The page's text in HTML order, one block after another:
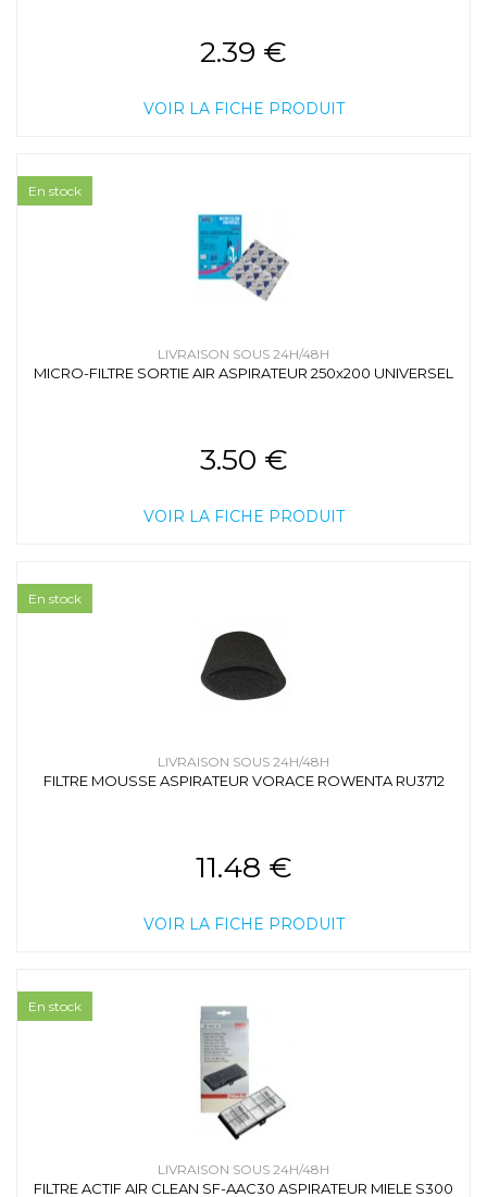
2.39 €
VOIR LA FICHE PRODUIT
LIVRAISON SOUS 24H/48H
MICRO-FILTRE SORTIE AIR ASPIRATEUR 250x200 UNIVERSEL
3.50 €
VOIR LA FICHE PRODUIT
En stock
LIVRAISON SOUS 24H/48H
FILTRE MOUSSE ASPIRATEUR VORACE ROWENTA RU3712
11.48 €
VOIR LA FICHE PRODUIT
En stock
LIVRAISON SOUS 24H/48H
FILTRE ACTIF AIR CLEAN SF-AAC30 ASPIRATEUR MIELE S300
En stock